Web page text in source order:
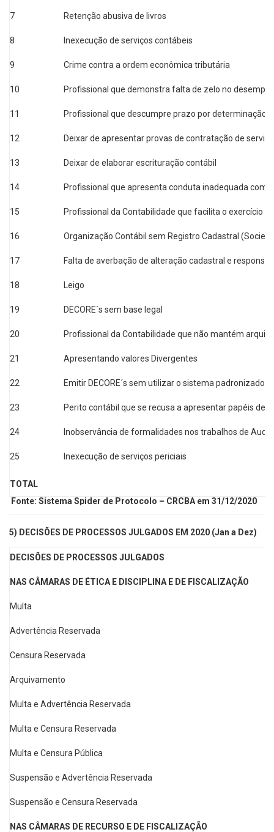
7 Retenção abusiva de livros
8 Inexecução de serviços contábeis
9 Crime contra a ordem econômica tributária
10 Profissional que demonstra falta de zelo no
11 Profissional que descumpre prazo por determinação
12 Deixar de apresentar provas de contratação de
13 Deixar de elaborar escrituração contábil
14 Profissional que apresenta conduta inadequada com
15 Profissional da Contabilidade que facilita o exercício
16 Organização Contábil sem Registro Cadastral
17 Falta de averbação de alteração cadastral e
18 Leigo
19 DECORE´s sem base legal
20 Profissional da Contabilidade que não mantém
21 Apresentando valores Divergentes
22 Emitir DECORE´s sem utilizar o sistema padronizado
23 Perito contábil que se recusa a apresentar papéis de
24 Inobservância de formalidades nos trabalhos de
25 Inexecução de serviços periciais
TOTAL
Fonte: Sistema Spider de Protocolo – CRCBA em 31/12/2020
5) DECISÕES DE PROCESSOS JULGADOS EM 2020 (Jan a Dez)
DECISÕES DE PROCESSOS JULGADOS
NAS CÂMARAS DE ÉTICA E DISCIPLINA E DE FISCALIZAÇÃO
Multa
Advertência Reservada
Censura Reservada
Arquivamento
Multa e Advertência Reservada
Multa e Censura Reservada
Multa e Censura Pública
Suspensão e Advertência Reservada
Suspensão e Censura Reservada
NAS CÂMARAS DE RECURSO E DE FISCALIZAÇÃO